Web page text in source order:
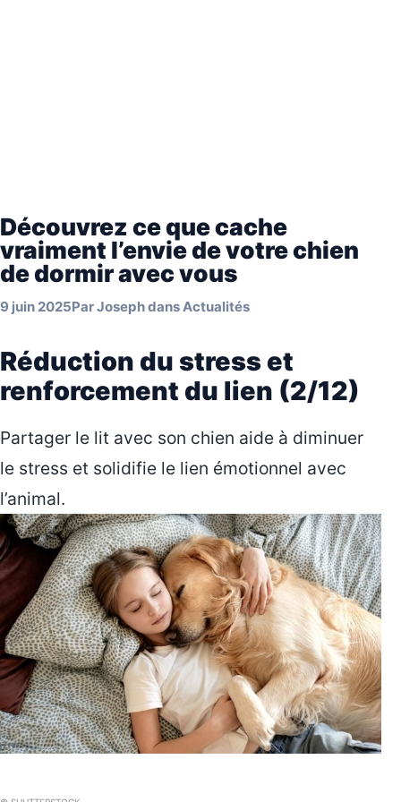
Découvrez ce que cache
vraiment l’envie de votre chien
de dormir avec vous
9 juin 2025ParJosephdansActualités
Réduction du stress et
renforcement du lien (2/12)
Partager le lit avec son chien aide à diminuer
le stress et solidifie le lien émotionnel avec
l’animal.